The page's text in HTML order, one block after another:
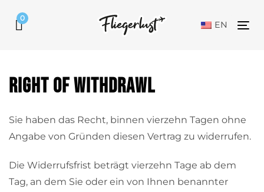
links
0
Right of withdrawl
Sie haben das Recht, binnen vierzehn Tagen ohne
Angabe von Gründen diesen Vertrag zu widerrufen.
Die Widerrufsfrist beträgt vierzehn Tage ab dem
Tag, an dem Sie oder ein von Ihnen benannter
EN